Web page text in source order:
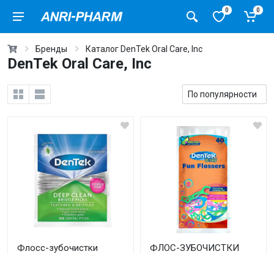
0 0
Бренды Каталог DenTek Oral Care, Inc
DenTek Oral Care, Inc
Флосс-зубочистки
ФЛОС-ЗУБОЧИСТКИ